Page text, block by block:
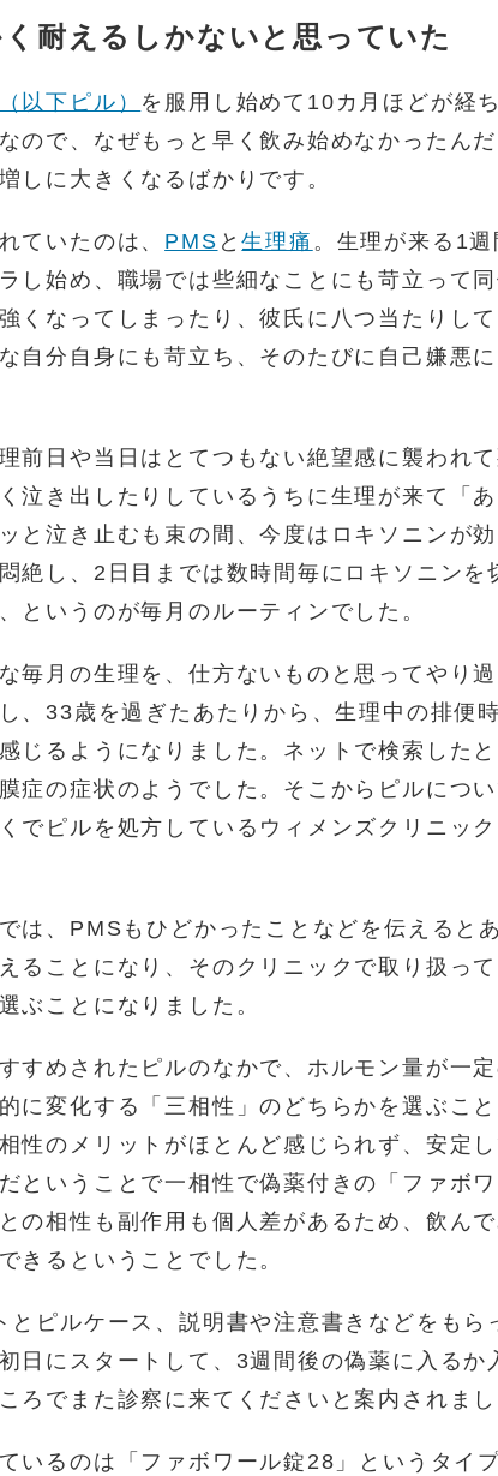
耐えるしかないと思っていた
以下ピル） を服用し始めて10カ月ほどが経
ので、なぜもっと早く飲み始めなかったんだ
しに大きくなるばかりです。
ていたのは、 PMS と生理痛 。生理が来る1週
し始め、職場では些細なことにも苛立って
くなってしまったり、彼氏に八つ当たりし
自分自身にも苛立ち、そのたびに自己嫌悪に
前日や当日はとてつもない絶望感に襲われ
泣き出したりしているうちに生理が来て「
と泣き止むも束の間、今度はロキソニンが
絶し、2日目までは数時間毎にロキソニンを
というのが毎月のルーティンでした。
毎月の生理を、仕方ないものと思ってやり過
、33歳を過ぎたあたりから、生理中の排便
じるようになりました。ネットで検索したと
症の症状のようでした。そこからピルについ
でピルを処方しているウィメンズクリニッ
は、PMSもひどかったことなどを伝えると
ることになり、そのクリニックで取り扱っ
ぶことになりました。
すめされたピルのなかで、ホルモン量が一
に変化する「三相性」のどちらかを選ぶこ
性のメリットがほとんど感じられず、安定し
ということで一相性で偽薬付きの「ファボ
の相性も副作用も個人差があるため、飲ん
きるということでした。
とピルケース、説明書や注意書きなどをもら
日にスタートして、3週間後の偽薬に入るか
ろでまた診察に来てくださいと案内されまし
いるのは「ファボワール錠28」というタイ